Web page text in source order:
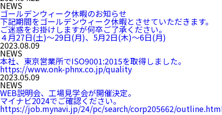
NEWS
ゴールデンウィーク休暇のお知らせ
下記期間をゴールデンウィーク休暇とさせていただきます。
ご迷惑をお掛けしますが何卒ご了承ください。
４月27日(土)～29日(月)、5月2日(木)～6日(月)
2023.08.09
NEWS
本社、東京営業所でISO9001:2015を取得しました。
https://www.onk-phnx.co.jp/quality
2023.05.09
NEWS
WEB説明会、工場見学会が開催決定。
マイナビ2024でご確認ください。
https://job.mynavi.jp/24/pc/search/corp205662/